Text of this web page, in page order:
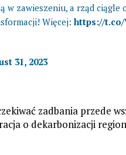
zawieszeniu, a rząd ciągle
Więcej: https://t.co/
31, 2023
zadbania przede
o dekarbonizacji